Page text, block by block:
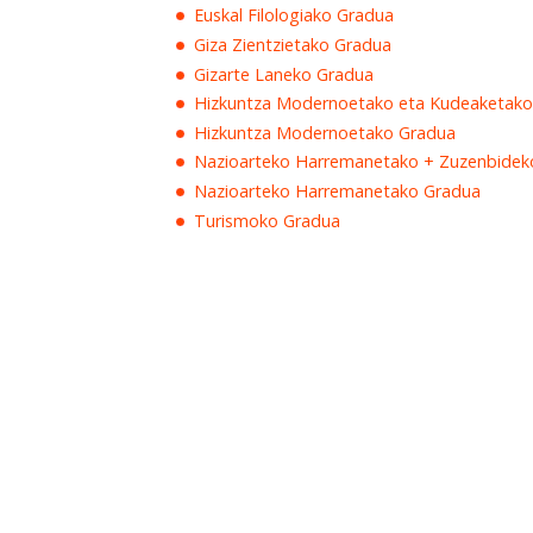
Euskal Filologiako Gradua
Giza Zientzietako Gradua
Gizarte Laneko Gradua
Hizkuntza Modernoetako eta
Hizkuntza Modernoetako Gradua
Nazioarteko Harremanetako +
Nazioarteko Harremanetako Gradua
Turismoko Gradua